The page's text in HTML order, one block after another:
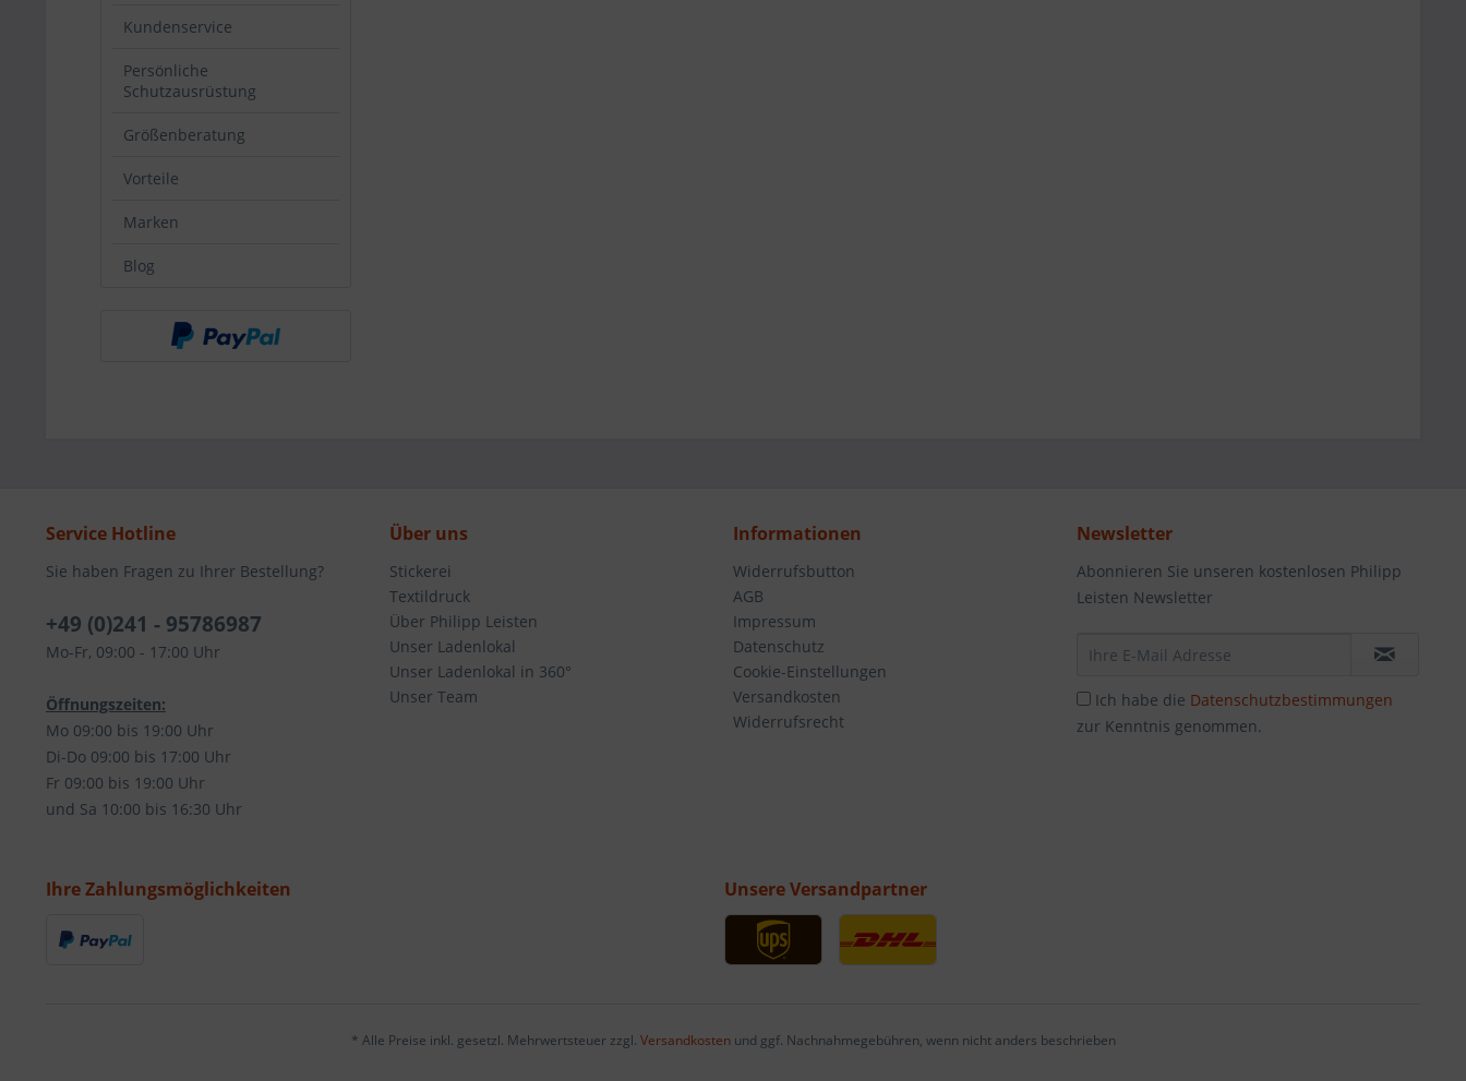
Kundenservice
Persönliche
Schutzausrüstung
Größenberatung
Vorteile
Marken
Blog
Service Hotline
Sie haben Fragen zu Ihrer Bestellung?
+49 (0)241 - 95786987
Mo-Fr, 09:00 - 17:00 Uhr
Öffnungszeiten:
Mo 09:00 bis 19:00 Uhr
Di-Do 09:00 bis 17:00 Uhr
Fr 09:00 bis 19:00 Uhr
und Sa 10:00 bis 16:30 Uhr
Über uns
Stickerei
Textildruck
Über Philipp Leisten
Unser Ladenlokal
Unser Ladenlokal in 360°
Unser Team
Informationen
Widerrufsbutton
AGB
Impressum
Datenschutz
Cookie-Einstellungen
Versandkosten
Widerrufsrecht
Newsletter
Abonnieren Sie unseren kostenlosen Philipp
Leisten Newsletter
Ich habe die Datenschutzbestimmungen
zur Kenntnis genommen.
Ihre Zahlungsmöglichkeiten Unsere Versandpartner
* Alle Preise inkl. gesetzl. Mehrwertsteuer zzgl. Versandkostenund ggf. Nachnahmegebühren, wenn nicht anders beschrieben